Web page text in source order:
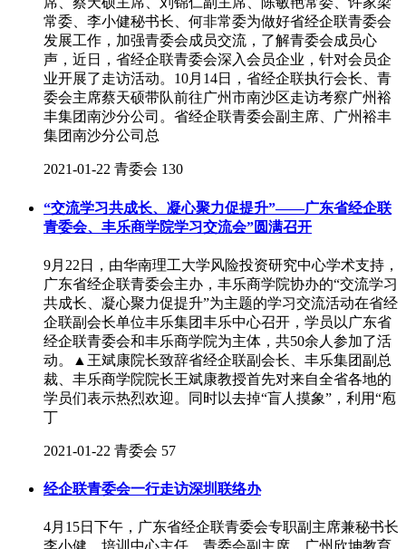
常委、李小健秘书长、何非常委为做好省经企联青委会
发展工作，加强青委会成员交流，了解青委会成员心
声，近日，省经企联青委会深入会员企业，针对会员企
业开展了走访活动。10月14日，省经企联执行会长、青
委会主席蔡天硕带队前往广州市南沙区走访考察广州裕
丰集团南沙分公司。省经企联青委会副主席、广州裕丰
集团南沙分公司总
2021-01-22 青委会 130
“交流学习共成长、凝心聚力促提升”——广东省经企联
青委会、丰乐商学院学习交流会”圆满召开
9月22日，由华南理工大学风险投资研究中心学术支持，
广东省经企联青委会主办，丰乐商学院协办的“交流学习
共成长、凝心聚力促提升”为主题的学习交流活动在省经
企联副会长单位丰乐集团丰乐中心召开，学员以广东省
经企联青委会和丰乐商学院为主体，共50余人参加了活
动。▲王斌康院长致辞省经企联副会长、丰乐集团副总
裁、丰乐商学院院长王斌康教授首先对来自全省各地的
学员们表示热烈欢迎。同时以去掉“盲人摸象”，利用“庖
丁
2021-01-22 青委会 57
经企联青委会一行走访深圳联络办
4月15日下午，广东省经企联青委会专职副主席兼秘书长